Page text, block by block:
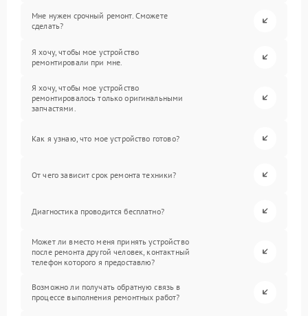
Мне нужен срочный ремонт. Сможете
сделать?
Я хочу, чтобы мое устройство
ремонтировали при мне.
Я хочу, чтобы мое устройство
ремонтировалось только оригинальными
запчастями.
Как я узнаю, что мое устройство готово?
От чего зависит срок ремонта техники?
Диагностика проводится бесплатно?
Может ли вместо меня принять устройство
после ремонта другой человек, контактный
телефон которого я предоставлю?
Возможно ли получать обратную связь в
процессе выполнения ремонтных работ?